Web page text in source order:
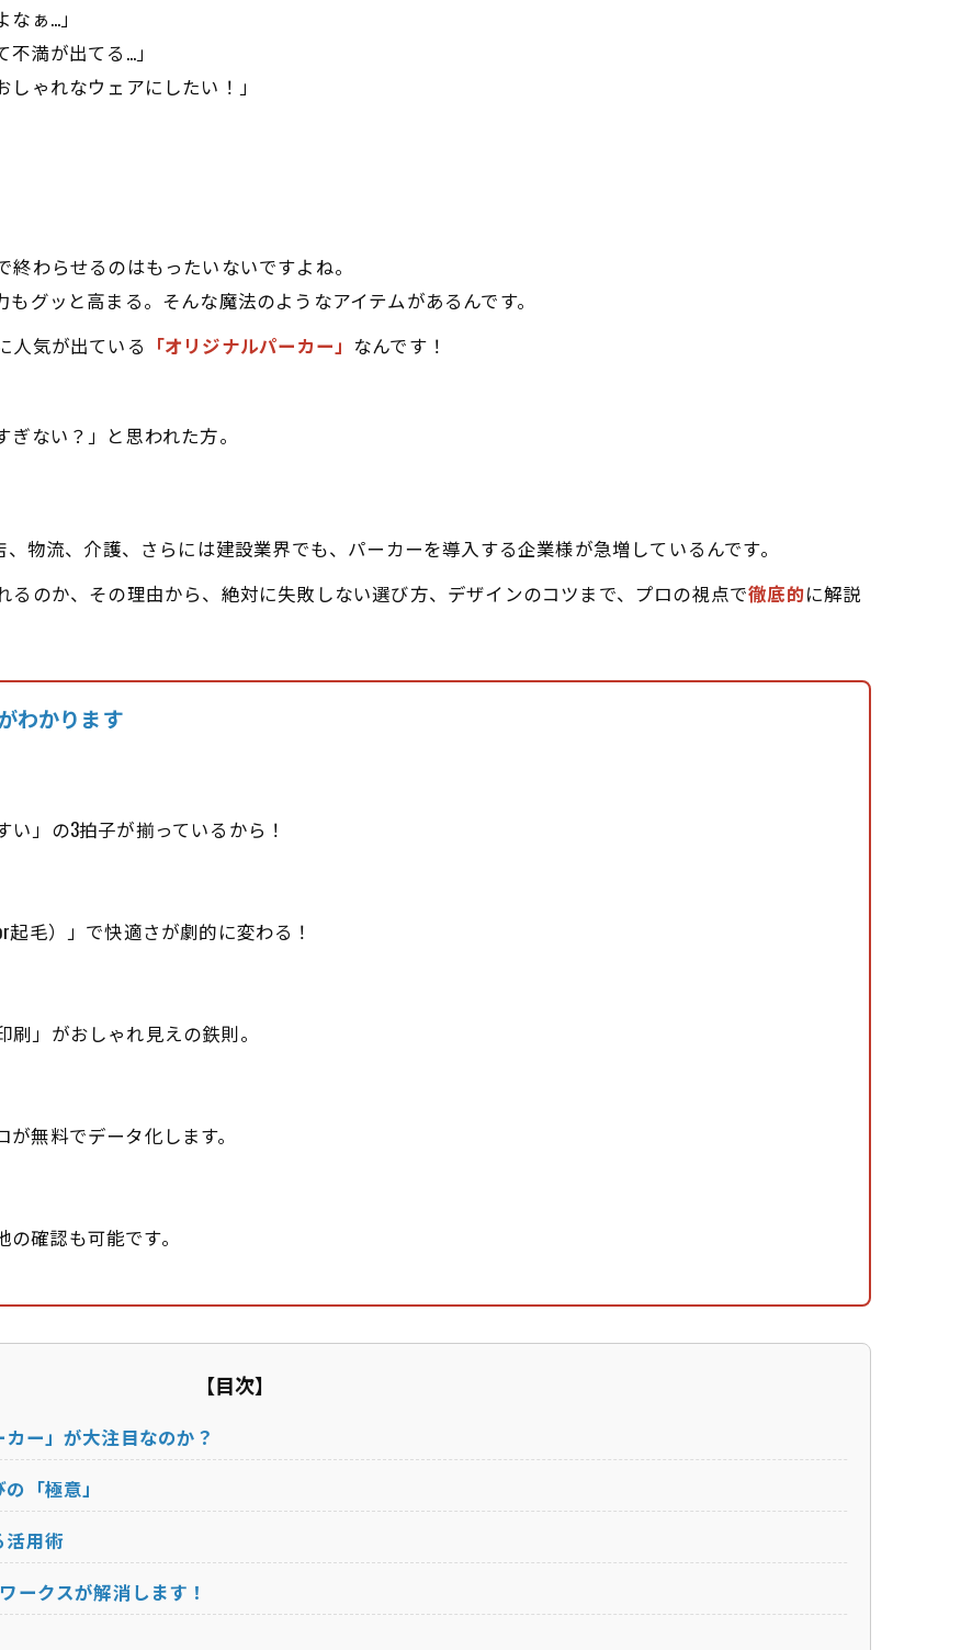
ぁ…」
満が出てる…」
ゃれなウェアにしたい！」
わらせるのはもったいないですよね。
グッと高まる。そんな魔法のようなアイテムがあるんです。
人気が出ている 「オリジナルパーカー」 なんです！
ない？」と思われた方。
物流、介護、さらには建設業界でも、パーカーを導入する企業様が急増しているんです。
のか、その理由から、絶対に失敗しない選び方、デザインのコツまで、プロの視点で徹底的に解説
わかります
い」の3拍子が揃っているから！
毛）」で快適さが劇的に変わる！
」がおしゃれ見えの鉄則。
無料でデータ化します。
の確認も可能です。
【目次】
ー」が大注目なのか？
「極意」
活用術
ークスが解消します！